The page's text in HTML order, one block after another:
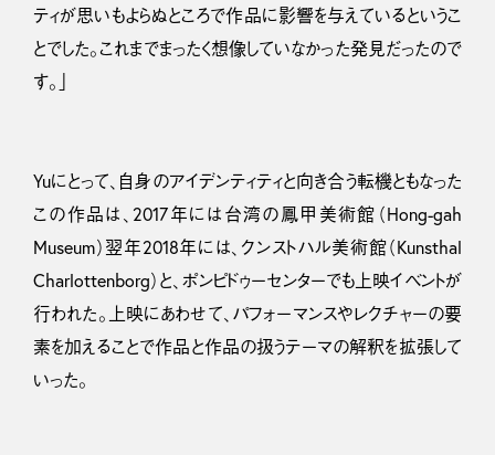
ティが思いもよらぬところで作品に影響を与えているというこ
とでした。これまでまったく想像していなかった発見だったので
す。」
Yuにとって、自身のアイデンティティと向き合う転機ともなった
この作品は、2017年には台湾の鳳甲美術館（Hong-gah
Museum）翌年2018年には、クンストハル美術館（Kunsthal
Charlottenborg）と、ポンピドゥーセンターでも上映イベントが
行われた。上映にあわせて、パフォーマンスやレクチャーの要
素を加えることで作品と作品の扱うテーマの解釈を拡張して
いった。